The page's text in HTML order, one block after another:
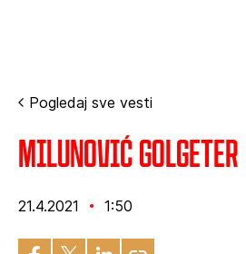
Pogledaj sve vesti
Milunović golgeter
21.4.2021 1:50